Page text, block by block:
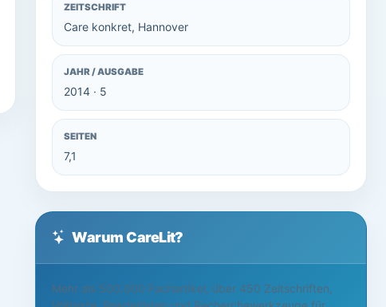
ZEITSCHRIFT
Care konkret, Hannover
JAHR / AUSGABE
2014 · 5
SEITEN
7,1
Warum CareLit?
Mehr als 500.000 Fachartikel, über 450 Zeitschriften,